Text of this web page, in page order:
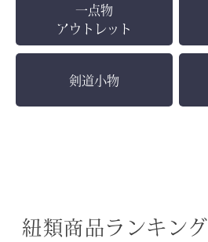
一点物
アウトレット
剣道小物
紐類商品ランキング